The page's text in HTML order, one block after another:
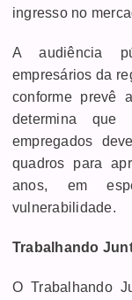
ingresso no
A audiência
empresários da
conforme prevê
determina que
empregados
quadros para
anos, em
vulnerabilidade.
Trabalhando
O Trabalhando